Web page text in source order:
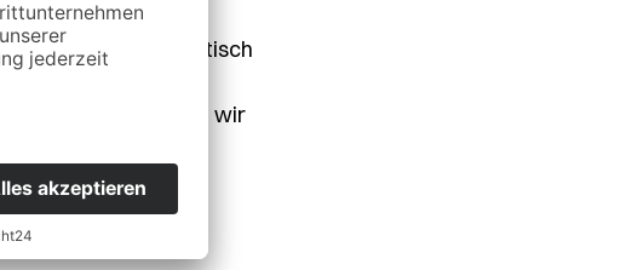
Ihnen ein
Durch eine logistisch
im Nah- und
Wünsche haben wir